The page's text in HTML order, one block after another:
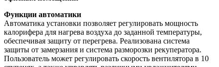
Функции автоматики
Автоматика установки позволяет регулировать мощность
калорифера для нагрева воздуха до заданной температуры,
обеспечивая защиту от перегрева. Реализована система
защиты от замерзания и система разморозки рекуператора.
Пользователь может регулировать скорость вентилятора в 10